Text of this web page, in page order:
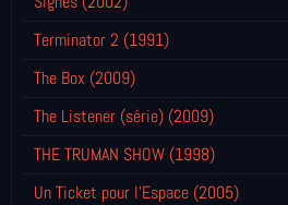
Terminator 2 (1991)
The Box (2009)
The Listener (série) (2009)
THE TRUMAN SHOW (1998)
Un Ticket pour l'Espace (2005)